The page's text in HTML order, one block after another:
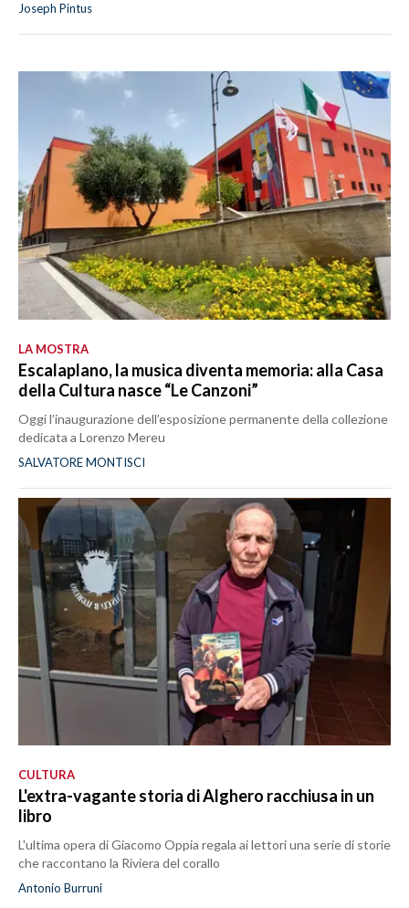
Joseph Pintus
LA MOSTRA
Escalaplano, la musica diventa memoria: alla Casa
della Cultura nasce “Le Canzoni”
Oggi l’inaugurazione dell’esposizione permanente della collezione
dedicata a Lorenzo Mereu
SALVATORE MONTISCI
CULTURA
L'extra-vagante storia di Alghero racchiusa in un
libro
L'ultima opera di Giacomo Oppia regala ai lettori una serie di storie
che raccontano la Riviera del corallo
Antonio Burruni